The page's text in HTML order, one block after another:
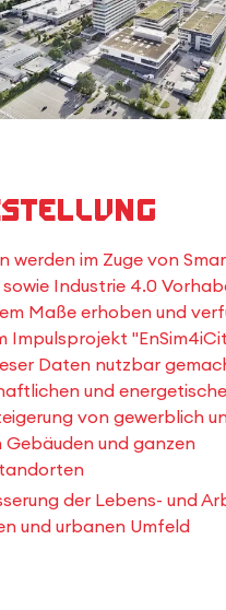
werden im Zuge von
Industrie 4.0
Maße erhoben und
Impulsprojekt
Daten nutzbar
und
von gewerblich
und ganzen
der Lebens- und
und urbanen Umfeld